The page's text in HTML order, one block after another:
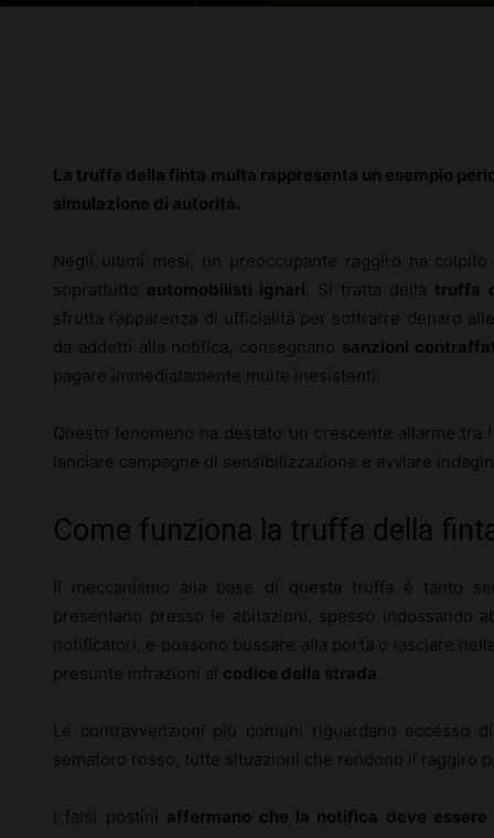
La truffa della finta multa rappresenta un esempio
simulazione di autorità.
Negli ultimi mesi, un preoccupante raggiro ha
soprattutto automobilisti ignari . Si tratta della truffa
sfrutta l’apparenza di ufficialità per sottrarre denaro
da addetti alla notifica, consegnano sanzioni
pagare immediatamente multe inesistenti.
Questo fenomeno ha destato un crescente allarme tra
lanciare campagne di sensibilizzazione e avviare
Come funziona la truffa della
Il meccanismo alla base di questa truffa è tanto
presentano presso le abitazioni, spesso indossando
notificatori, e possono bussare alla porta o lasciare
presunte infrazioni al codice della strada
Le contravvenzioni più comuni riguardano eccesso
semaforo rosso, tutte situazioni che rendono il raggiro
I falsi postini affermano che la notifica deve